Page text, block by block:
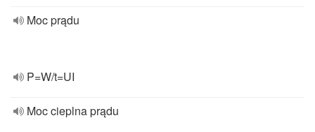
Moc prądu
P=W/t=UI
Moc cieplna prądu